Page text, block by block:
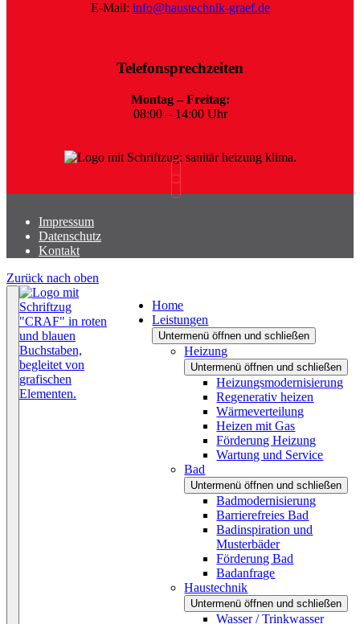
E-Mail: info@haustechnik-graef.de
Telefonsprechzeiten
Montag – Freitag:
08:00 – 14:00 Uhr
Impressum
Datenschutz
Kontakt
Zurück nach oben
Home
Leistungen
Untermenü öffnen und schließen
Heizung
Untermenü öffnen und schließen
Heizungsmodernisierung
Regenerativ heizen
Wärmeverteilung
Heizen mit Gas
Förderung Heizung
Wartung und Service
Bad
Untermenü öffnen und schließen
Badmodernisierung
Barrierefreies Bad
Badinspiration und
Musterbäder
Förderung Bad
Badanfrage
Haustechnik
Untermenü öffnen und schließen
Wasser / Trinkwasser